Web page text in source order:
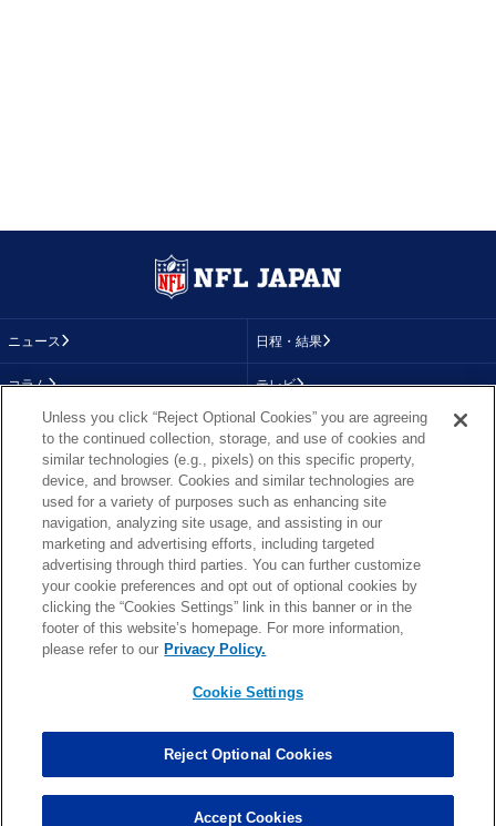
ニュース 日程・結果
コラム テレビ
画像
About NFL
More NFL 特集
TOP お問い合わせ FAQ
PHOTO BY AP Images / PHOTO BY Getty Images
Unless you click “Reject Optional Cookies” you are agreeing
to the continued collection, storage, and use of cookies and
similar technologies (e.g., pixels) on this specific property,
device, and browser. Cookies and similar technologies are
used for a variety of purposes such as enhancing site
navigation, analyzing site usage, and assisting in our
marketing and advertising efforts, including targeted
advertising through third parties. You can further customize
your cookie preferences and opt out of optional cookies by
clicking the “Cookies Settings” link in this banner or in the
footer of this website’s homepage. For more information,
please refer to our Privacy Policy.
Cookie Settings
Reject Optional Cookies
Accept Cookies